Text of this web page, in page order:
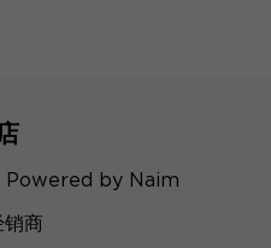
Powered by Naim
商